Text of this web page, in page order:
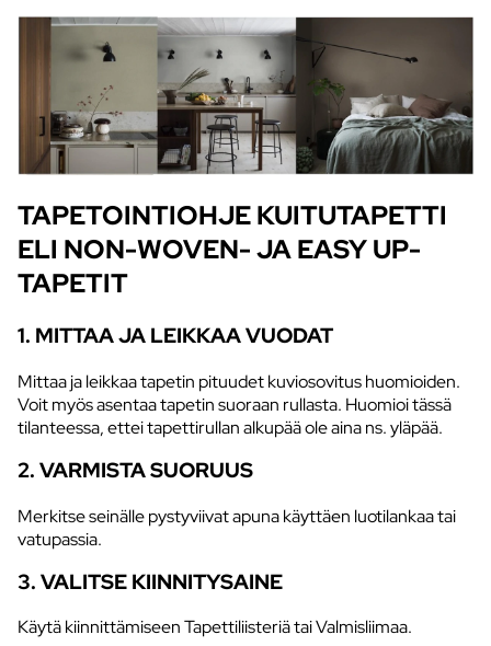
TAPETOINTIOHJE KUITUTAPETTI
ELI NON-WOVEN- JA EASY UP-
TAPETIT
1. MITTAA JA LEIKKAA VUODAT
Mittaa ja leikkaa tapetin pituudet kuviosovitus huomioiden.
Voit myös asentaa tapetin suoraan rullasta. Huomioi tässä
tilanteessa, ettei tapettirullan alkupää ole aina ns. yläpää.
2. VARMISTA SUORUUS
Merkitse seinälle pystyviivat apuna käyttäen luotilankaa tai
vatupassia.
3. VALITSE KIINNITYSAINE
Käytä kiinnittämiseen Tapettiliisteriä tai Valmisliimaa.